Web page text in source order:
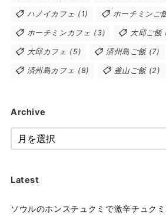
ハノイカフェ (1) ホーチミンご
ホーチミンカフェ (3) 大邱ご飯
大邱カフェ (5) 済州島ご飯(7)
済州島カフェ (8) 釜山ご飯(2)
Archive
Latest
ソウルのホンスチュクミで激辛チュクミ